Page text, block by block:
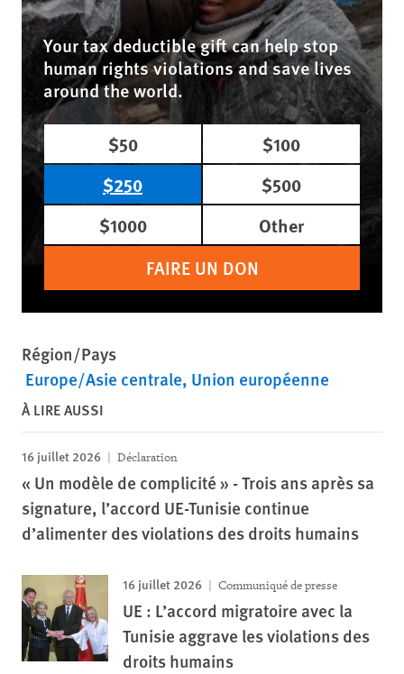
Your tax deductible gift can help stop
human rights violations and save lives
around the world.
$50
$100
$250
$500
$1000
Other
FAIRE UN DON
Région/Pays
Europe/Asie centrale Union européenne
À LIRE AUSSI
16 juillet 2026 Déclaration
« Un modèle de complicité » - Trois ans après sa
signature, l’accord UE-Tunisie continue
d’alimenter des violations des droits humains
16 juillet 2026 Communiqué de presse
UE : L’accord migratoire avec la
Tunisie aggrave les violations des
droits humains